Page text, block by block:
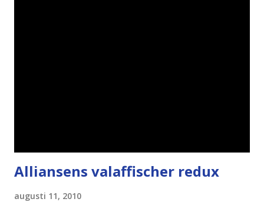
Alliansens valaffischer redux
augusti 11, 2010